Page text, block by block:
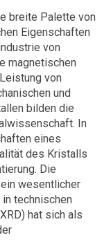
breite Palette von
Eigenschaften
von
magnetischen
von
und
bilden die
In
eines
des Kristalls
Die
wesentlicher
technischen
hat sich als